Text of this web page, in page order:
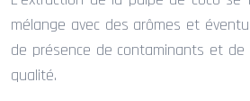
mélange avec des arômes et
de présence de contaminants et
qualité.